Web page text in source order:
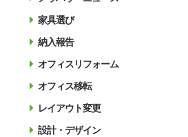
家具選び
納入報告
オフィスリフォーム
オフィス移転
レイアウト変更
設計・デザイン